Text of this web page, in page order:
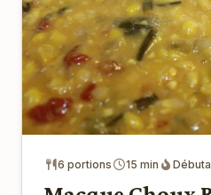
6 portions 15 min